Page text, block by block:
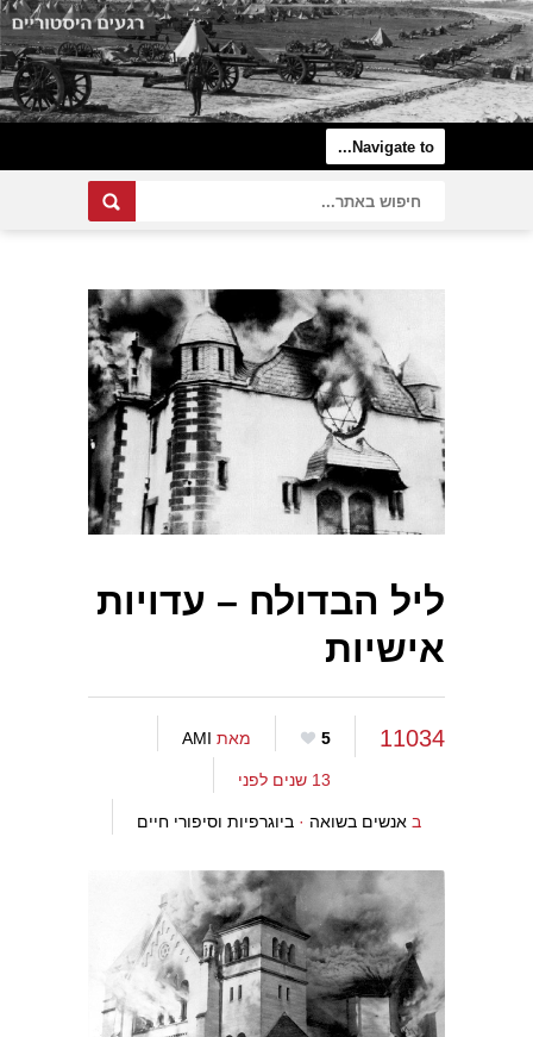
ליל הבדולח – עדויות
אישיות
11034
5 מאת AMI
13 שנים לפני
ב אנשים בשואה · ביוגרפיות וסיפורי חיים